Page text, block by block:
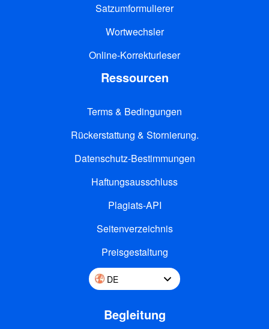
Satzumformulierer
Wortwechsler
Online-Korrekturleser
Ressourcen
Terms & Bedingungen
Rückerstattung & Stornierung.
Datenschutz-Bestimmungen
Haftungsausschluss
Plagiats-API
Seitenverzeichnis
Preisgestaltung
DE
Begleitung